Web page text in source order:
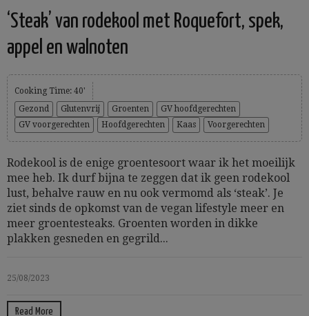
‘Steak’ van rodekool met Roquefort, spek,
appel en walnoten
Cooking Time: 40'
Gezond
Glutenvrij Groenten
GV hoofdgerechten
GV voorgerechten
Hoofdgerechten Kaas Voorgerechten
Rodekool is de enige groentesoort waar ik het moeilijk
mee heb. Ik durf bijna te zeggen dat ik geen rodekool
lust, behalve rauw en nu ook vermomd als ‘steak’. Je
ziet sinds de opkomst van de vegan lifestyle meer en
meer groentesteaks. Groenten worden in dikke
plakken gesneden en gegrild...
25/08/2023
Read More